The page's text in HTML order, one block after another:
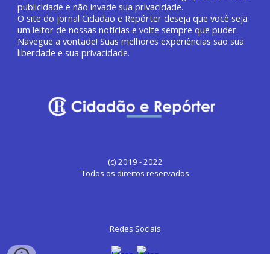
publicidade e não invade sua privacidade.
O site do jornalCidadão e Repórter deseja que você seja
um leitor de nossas notícias e volte sempre que puder.
Navegue a vontade! Suas melhores experiências são sua
liberdade e sua privacidade.
(c) 2019 - 2022
Todos os direitos reservados
Redes Sociais